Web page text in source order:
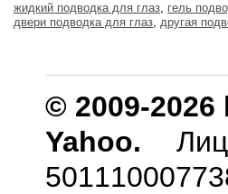
жидкий подводка для глаз, гель
двери подводка для глаз, другая
© 2009-
Yahoo.